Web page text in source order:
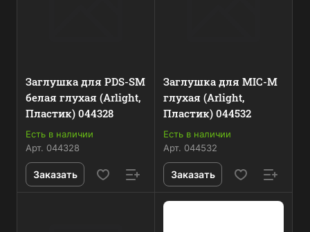
Заглушка для PDS-SM
белая глухая (Arlight,
Пластик) 044328
Есть в наличии
Арт. 044328
Заказать
Заглушка для MIC-M
глухая (Arlight,
Пластик) 044532
Есть в наличии
Арт. 044532
Заказать